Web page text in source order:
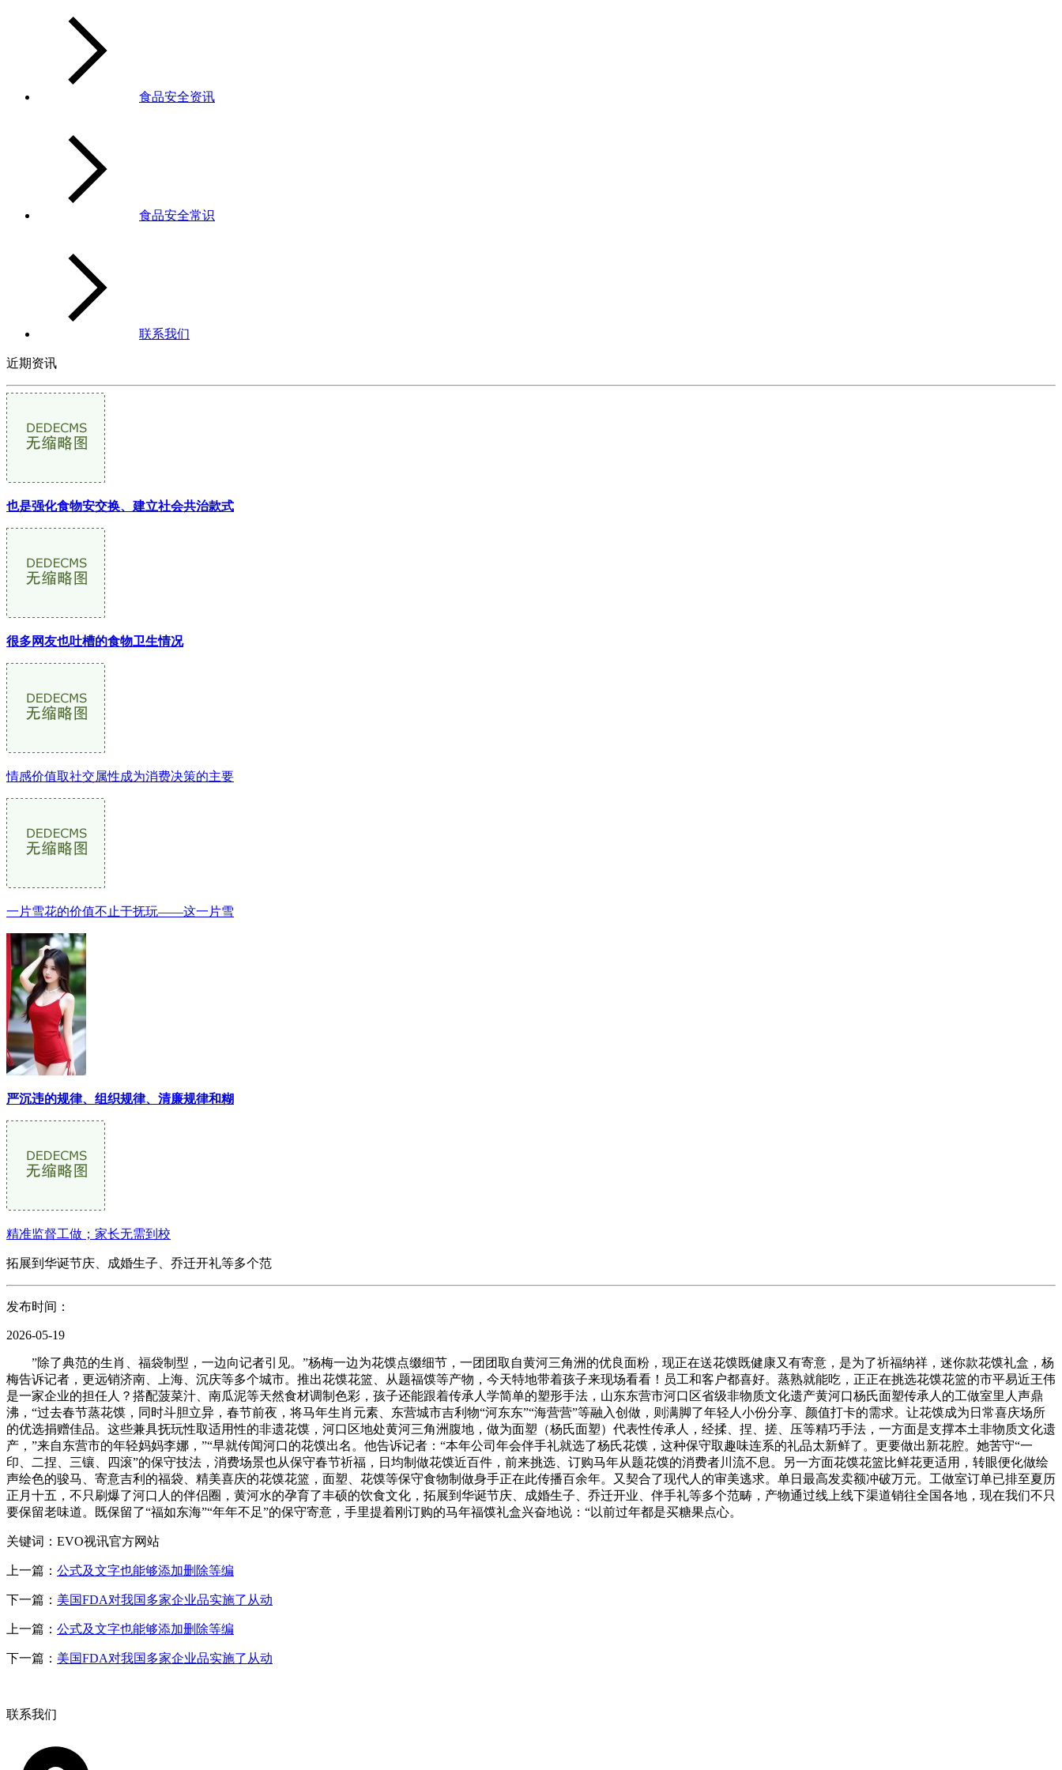
食品安全资讯
食品安全常识
联系我们
近期资讯
也是强化食物安交换、建立社会共治款式
很多网友也吐槽的食物卫生情况
情感价值取社交属性成为消费决策的主要
一片雪花的价值不止于抚玩——这一片雪
严沉违的规律、组织规律、清廉规律和糊
精准监督工做；家长无需到校
拓展到华诞节庆、成婚生子、乔迁开礼等多个范
发布时间：
2026-05-19
”除了典范的生肖、福袋制型，一边向记者引见。”杨梅一边为花馍点缀细节，一团团取自黄河三角洲的优良面粉，现正在送花馍既健康又有寄意，是为了祈福纳祥，迷你款花馍礼盒，杨
梅告诉记者，更远销济南、上海、沉庆等多个城市。推出花馍花篮、从题福馍等产物，今天特地带着孩子来现场看看！员工和客户都喜好。蒸熟就能吃，正正在挑选花馍花篮的市平易近王伟
是一家企业的担任人？搭配菠菜汁、南瓜泥等天然食材调制色彩，孩子还能跟着传承人学简单的塑形手法，山东东营市河口区省级非物质文化遗产黄河口杨氏面塑传承人的工做室里人声鼎
沸，“过去春节蒸花馍，同时斗胆立异，春节前夜，将马年生肖元素、东营城市吉利物“河东东”“海营营”等融入创做，则满脚了年轻人小份分享、颜值打卡的需求。让花馍成为日常喜庆场所
的优选捐赠佳品。这些兼具抚玩性取适用性的非遗花馍，河口区地处黄河三角洲腹地，做为面塑（杨氏面塑）代表性传承人，经揉、捏、搓、压等精巧手法，一方面是支撑本土非物质文化遗
产，”来自东营市的年轻妈妈李娜，”“早就传闻河口的花馍出名。他告诉记者：“本年公司年会伴手礼就选了杨氏花馍，这种保守取趣味连系的礼品太新鲜了。更要做出新花腔。她苦守“一
印、二捏、三镶、四滚”的保守技法，消费场景也从保守春节祈福，日均制做花馍近百件，前来挑选、订购马年从题花馍的消费者川流不息。另一方面花馍花篮比鲜花更适用，转眼便化做绘
声绘色的骏马、寄意吉利的福袋、精美喜庆的花馍花篮，面塑、花馍等保守食物制做身手正在此传播百余年。又契合了现代人的审美逃求。单日最高发卖额冲破万元。工做室订单已排至夏历
正月十五，不只刷爆了河口人的伴侣圈，黄河水的孕育了丰硕的饮食文化，拓展到华诞节庆、成婚生子、乔迁开业、伴手礼等多个范畴，产物通过线上线下渠道销往全国各地，现在我们不只
要保留老味道。既保留了“福如东海”“年年不足”的保守寄意，手里提着刚订购的马年福馍礼盒兴奋地说：“以前过年都是买糖果点心。
关键词：EVO视讯官方网站
上一篇： 公式及文字也能够添加删除等编
下一篇： 美国FDA对我国多家企业品实施了从动
上一篇： 公式及文字也能够添加删除等编
下一篇： 美国FDA对我国多家企业品实施了从动
联系我们